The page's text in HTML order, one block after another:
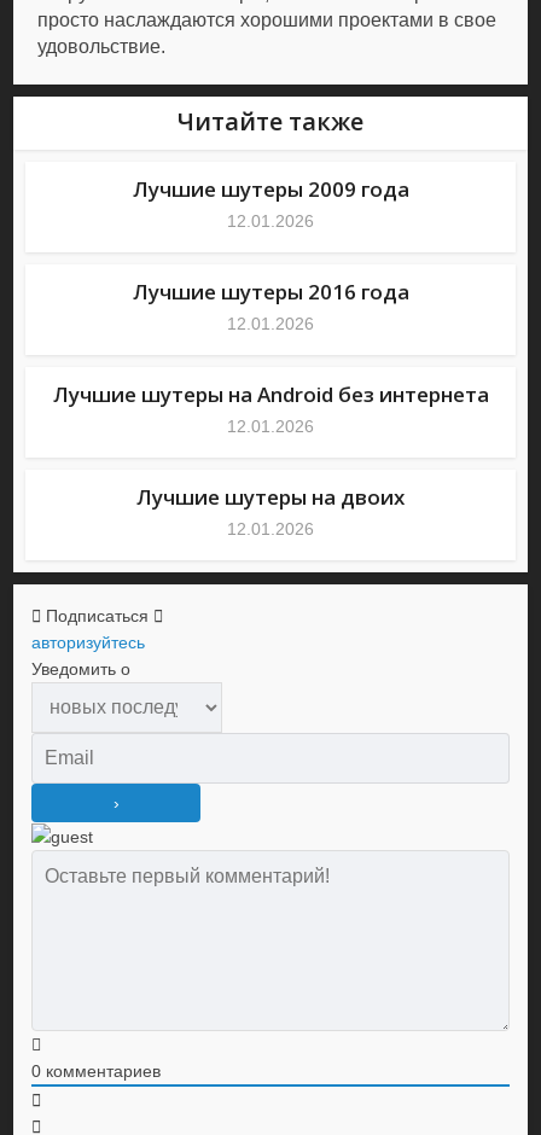
просто наслаждаются хорошими проектами в свое
удовольствие.
Читайте также
Лучшие шутеры 2009 года
12.01.2026
Лучшие шутеры 2016 года
12.01.2026
Лучшие шутеры на Android без интернета
12.01.2026
Лучшие шутеры на двоих
12.01.2026
Подписаться
авторизуйтесь
Уведомить о
0 комментариев